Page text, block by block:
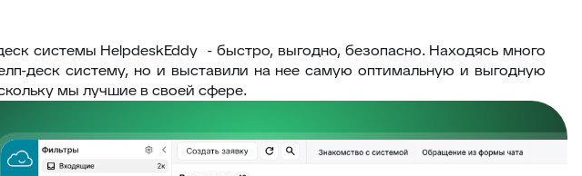
системы HelpdeskEddy - быстро, выгодно, безопасно. Находясь много
деск систему, но и выставили на нее самую оптимальную и выгодную
мы лучшие в своей сфере.